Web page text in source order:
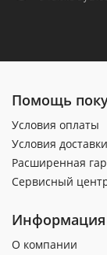
Помощь
Условия оплаты
Условия доставки
Расширенная
Сервисный
Информация
О компании